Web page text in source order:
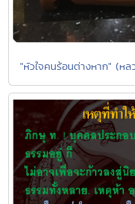
"หัวใจคนร้อนต่างหาก" (ห